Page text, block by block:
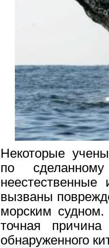
Некоторые
по
вызваны
морским
точная
обнаруженного